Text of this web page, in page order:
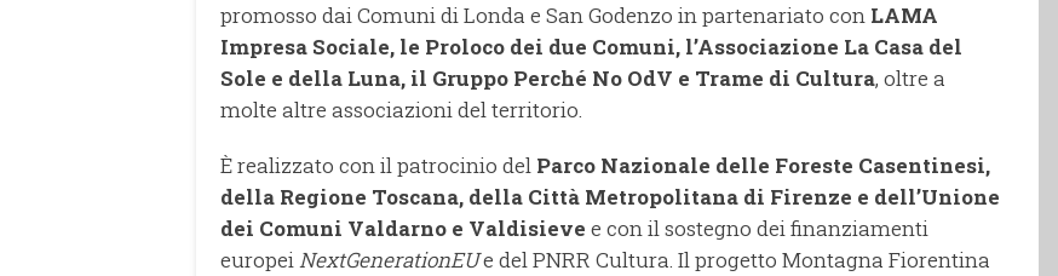
promosso dai Comuni di Londa e San Godenzo in partenariato con LAMA
Impresa Sociale, le Proloco dei due Comuni, l’Associazione La Casa del
Sole e della Luna, il Gruppo Perché No OdV e Trame di Cultura, oltre a
molte altre associazioni del territorio.
È realizzato con il patrocinio del Parco Nazionale delle Foreste Casentinesi,
della Regione Toscana, della Città Metropolitana di Firenze e dell’Unione
dei Comuni Valdarno e Valdisieve e con il sostegno dei finanziamenti
europeiNextGenerationEUe del PNRR Cultura. Il progetto Montagna Fiorentina